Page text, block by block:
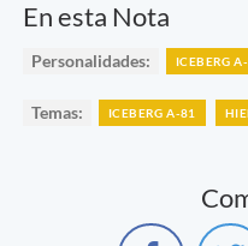
En esta Nota
Personalidades: ICEBERG
Temas: ICEBERG A-81